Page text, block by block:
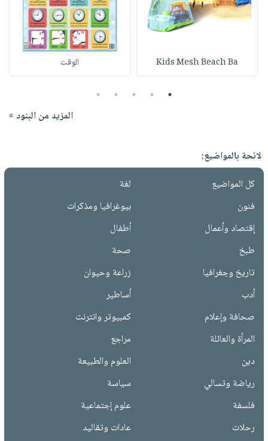
Kids Mesh Beach Ba الوقت
1
2
3
4
5
المزيد من البنود »
لائحة بالمواضيع:
كل المواضيع
لغة
فنون
بيوغرافيا ومذكرات
إقتصاد وأعمال
أطفال
طبخ
صحة
تاريخ وجغرافيا
زراعة وحيوان
أدب
أساطير
صحافة وإعلام
كمبيوتر وانترنت
المرأة والعائلة
مراجع
دين
العلوم والطبيعة
رياضة وتسالي
سياسة
فلسفة
علوم إجتماعية
رحلات
عادات وتقاليد